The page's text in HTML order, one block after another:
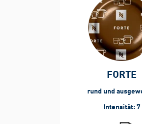
FORTE
rund und
Intensität: 7